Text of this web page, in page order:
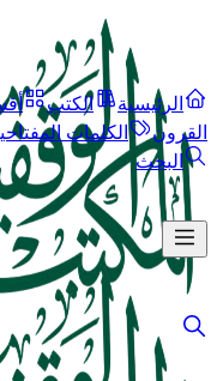
الرئيسية الكتب
القرون
الكلمات
البحث